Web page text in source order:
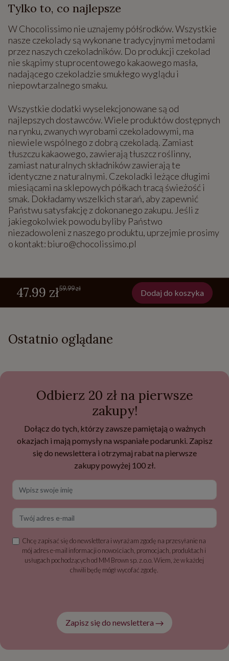
Tylko to, co najlepsze
W Chocolissimo nie uznajemy półśrodków. Wszystkie
nasze czekolady są wykonane tradycyjnymi metodami
przez naszych czekoladników. Do produkcji czekolad
nie skąpimy stuprocentowego kakaowego masła,
nadającego czekoladzie smukłego wyglądu i
niepowtarzalnego smaku.
Wszystkie dodatki wyselekcjonowane są od
najlepszych dostawców. Wiele produktów dostępnych
na rynku, zwanych wyrobami czekoladowymi, ma
niewiele wspólnego z dobrą czekoladą. Zamiast
tłuszczu kakaowego, zawierają tłuszcz roślinny,
zamiast naturalnych składników zawierają te
identyczne z naturalnymi. Czekoladki leżące długimi
miesiącami na sklepowych półkach tracą świeżość i
smak. Dokładamy wszelkich starań, aby zapewnić
Państwu satysfakcję z dokonanego zakupu. Jeśli z
jakiegokolwiek powodu byliby Państwo
niezadowoleni z naszego produktu, uprzejmie prosimy
o kontakt: biuro@chocolissimo.pl
47.99 zł59.99 zł Dodaj do koszyka
Ostatnio oglądane
Odbierz 20 zł na pierwsze
zakupy!
Dołącz do tych, którzy zawsze pamiętają o ważnych
okazjach i mają pomysły na wspaniałe podarunki. Zapisz
się do newslettera i otrzymaj rabat na pierwsze
zakupy powyżej 100 zł.
Chcę zapisać się do newslettera i wyrażam zgodę na przesyłanie na
mój adres e-mail informacji o nowościach, promocjach, produktach i
usługach pochodzących od MM Brown sp. z.o.o. Wiem, że w każdej
chwili będę mógł wycofać zgodę.
Zapisz się do newslettera